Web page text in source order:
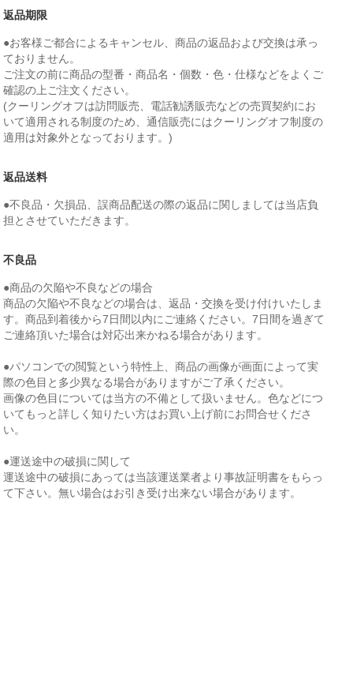
返品期限
●お客様ご都合によるキャンセル、商品の返品および交換は承っ
ておりません。
ご注文の前に商品の型番・商品名・個数・色・仕様などをよくご
確認の上ご注文ください。
(クーリングオフは訪問販売、電話勧誘販売などの売買契約にお
いて適用される制度のため、通信販売にはクーリングオフ制度の
適用は対象外となっております。)
返品送料
●不良品・欠損品、誤商品配送の際の返品に関しましては当店負
担とさせていただきます。
不良品
●商品の欠陥や不良などの場合
商品の欠陥や不良などの場合は、返品・交換を受け付けいたしま
す。商品到着後から7日間以内にご連絡ください。7日間を過ぎて
ご連絡頂いた場合は対応出来かねる場合があります。
●パソコンでの閲覧という特性上、商品の画像が画面によって実
際の色目と多少異なる場合がありますがご了承ください。
画像の色目については当方の不備として扱いません。色などにつ
いてもっと詳しく知りたい方はお買い上げ前にお問合せくださ
い。
●運送途中の破損に関して
運送途中の破損にあっては当該運送業者より事故証明書をもらっ
て下さい。無い場合はお引き受け出来ない場合があります。